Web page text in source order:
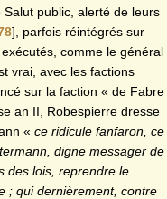
public, alerté de leurs
] , parfois réintégrés sur
comme le général
vrai, avec les factions
sur la faction « de Fabre
an II, Robespierre dresse
« ce ridicule fanfaron, ce
digne messager de
des lois, reprendre le
; qui dernièrement, contre